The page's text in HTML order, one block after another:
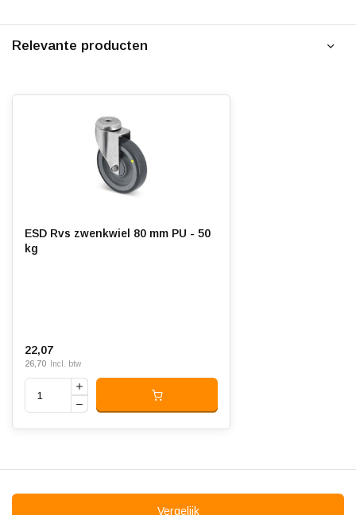
Gaffel: Roestvrij staal / Inox (304 AISI)
Hardheid band: ca. 95 shore A
Geluiddempend:
Temperatuur:
Relevante producten
ESD Rvs zwenkwiel 80 mm PU - 50
kg
22,07
26,70 Incl. btw
Vergelijk